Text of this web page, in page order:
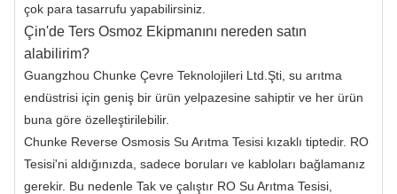
çok para tasarrufu yapabilirsiniz.
Çin'de Ters Osmoz Ekipmanını nereden satın
alabilirim?
Guangzhou Chunke Çevre Teknolojileri Ltd.Şti, su arıtma
endüstrisi için geniş bir ürün yelpazesine sahiptir ve her ürün
buna göre özelleştirilebilir.
Chunke Reverse Osmosis Su Arıtma Tesisi kızaklı tiptedir. RO
Tesisi'ni aldığınızda, sadece boruları ve kabloları bağlamanız
gerekir. Bu nedenle Tak ve çalıştır RO Su Arıtma Tesisi,